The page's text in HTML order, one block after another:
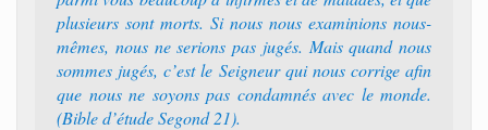
plusieurs sont morts. Si nous nous examinions nous-
mêmes, nous ne serions pas jugés. Mais quand nous
sommes jugés, c’est le Seigneur qui nous corrige afin
que nous ne soyons pas condamnés avec le monde.
(Bible d’étude Segond 21).